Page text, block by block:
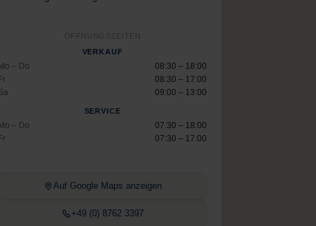
ÖFFNUNGSZEITEN
VERKAUF
Mo – Do
08:30 – 18:00
Fr
08:30 – 17:00
09:00 – 13:00
SERVICE
– Do
07:30 – 18:00
07:30 – 17:00
Auf Google Maps anzeigen
+49 (0) 8762 3397